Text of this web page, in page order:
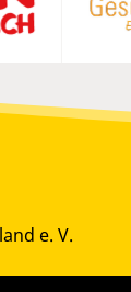
e. V.